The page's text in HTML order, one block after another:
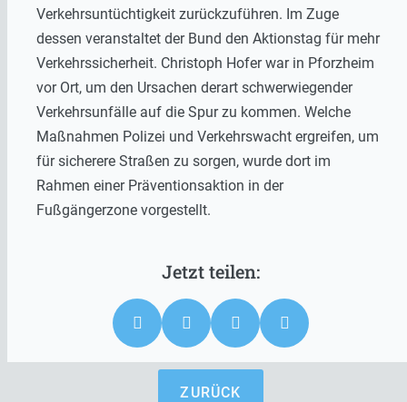
Verkehrsuntüchtigkeit zurückzuführen. Im Zuge
dessen veranstaltet der Bund den Aktionstag für mehr
Verkehrssicherheit. Christoph Hofer war in Pforzheim
vor Ort, um den Ursachen derart schwerwiegender
Verkehrsunfälle auf die Spur zu kommen. Welche
Maßnahmen Polizei und Verkehrswacht ergreifen, um
für sicherere Straßen zu sorgen, wurde dort im
Rahmen einer Präventionsaktion in der
Fußgängerzone vorgestellt.
ZURÜCK